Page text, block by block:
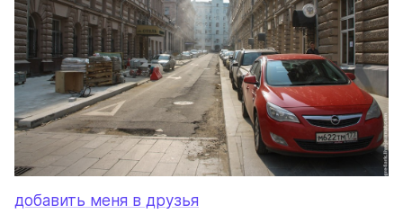
добавить меня в друзья